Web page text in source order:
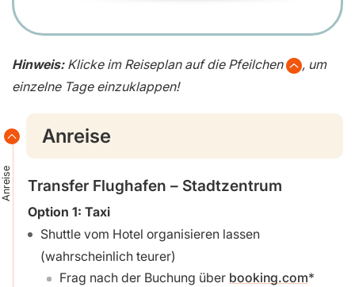
Hinweis: Klicke im Reiseplan auf die Pfeilchen
, um
einzelne Tage einzuklappen!
Anreise
Anreise
Transfer Flughafen – Stadtzentrum
Option 1: Taxi
Shuttle vom Hotel organisieren lassen
(wahrscheinlich teurer)
Frag nach der Buchung über booking.com